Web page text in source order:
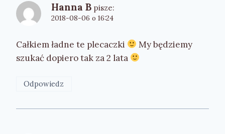
Hanna B pisze:
2018-08-06 o 16:24
Całkiem ładne te plecaczki
My będziemy
szukać dopiero tak za 2 lata
Odpowiedz